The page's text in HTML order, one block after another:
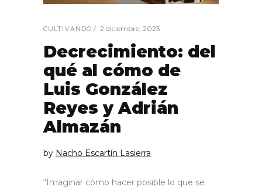
CULTIVANDO 2 diciembre, 2023
Decrecimiento: del
qué al cómo de
Luis González
Reyes y Adrián
Almazán
by Nacho Escartín Lasierra
“Imaginar cómo hacer posible lo que se